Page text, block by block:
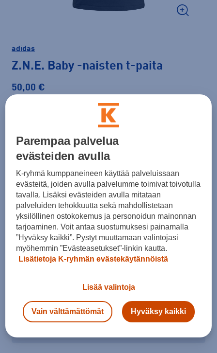
adidas
Z.N.E. Baby -naisten t-paita
50,00 €
Koko
XS
Kokotaulukko
Lisää ostoskoriin
Verkkokauppa: SaatavillaMyymälät: Saatavilla
Parempaa palvelua
evästeiden avulla
K-ryhmä kumppaneineen käyttää palveluissaan
evästeitä, joiden avulla palvelumme toimivat toivotulla
tavalla. Lisäksi evästeiden avulla mitataan
palveluiden tehokkuutta sekä mahdollistetaan
yksilöllinen ostokokemus ja personoidun mainonnan
tarjoaminen. Voit antaa suostumuksesi painamalla
”Hyväksy kaikki”. Pystyt muuttamaan valintojasi
myöhemmin ”Evästeasetukset”-linkin kautta.
Lisätietoja K-ryhmän evästekäytännöistä
Lisää valintoja
Vain välttämättömät Hyväksy kaikki